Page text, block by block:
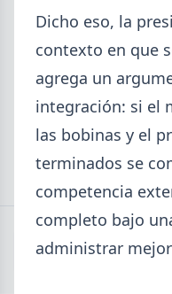
Dicho eso, la
contexto en que
agrega un
integración: si el
las bobinas y el
terminados se
competencia
completo bajo
administrar